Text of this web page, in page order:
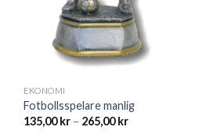
EKONOMI
Fotbollsspelare manlig
135,00kr – 265,00kr